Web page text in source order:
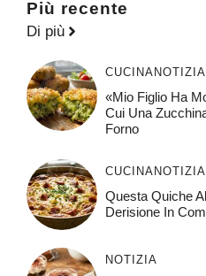
Più recente
Di più
CUCINA NOTIZIA
«Mio Figlio Ha
Cui Una
Forno
CUCINA NOTIZIA
Questa Quiche
Derisione In
NOTIZIA